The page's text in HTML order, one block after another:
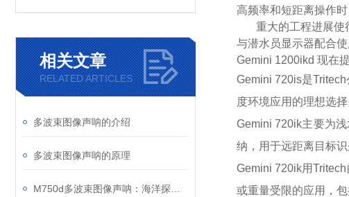
相关文章
RELATED ARTICLES
多波束图像声呐的介绍
多波束图像声呐的原理
高频率和短距离操作时
重大的工程进展使得
与潜水员显示器配合
Gemini 1200ikd 现在
Gemini 720is是
度环境应用的理想选择
Gemini 720ik主要为
纳，用于远距离目标识
Gemini 720ik用
或重量受限的应用，